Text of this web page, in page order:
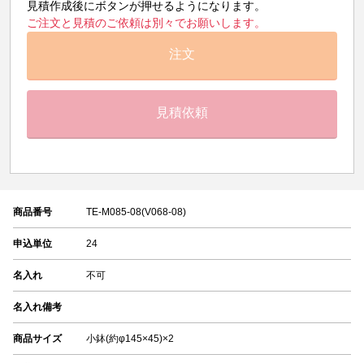
見積作成後にボタンが押せるようになります。
ご注文と見積のご依頼は別々でお願いします。
注文
見積依頼
商品番号 TE-M085-08(V068-08)
申込単位 24
名入れ 不可
名入れ備考
商品サイズ 小鉢(約φ145×45)×2